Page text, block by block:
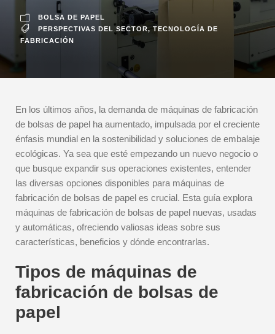
BOLSA DE PAPEL
PERSPECTIVAS DEL SECTOR, TECNOLOGÍA DE
FABRICACIÓN
En los últimos años, la demanda de máquinas de fabricación
de bolsas de papel ha aumentado, impulsada por el creciente
énfasis mundial en la sostenibilidad y soluciones de embalaje
ecológicas. Ya sea que esté empezando un nuevo negocio o
que busque expandir sus operaciones existentes, entender
las diversas opciones disponibles para máquinas de
fabricación de bolsas de papel es crucial. Esta guía explora
máquinas de fabricación de bolsas de papel nuevas, usadas
y automáticas, ofreciendo valiosas ideas sobre sus
características, beneficios y dónde encontrarlas.
Tipos de máquinas de
fabricación de bolsas de
papel